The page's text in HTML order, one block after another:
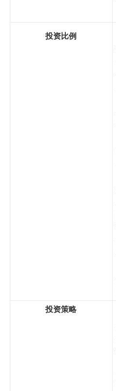
投资比例
投资策略